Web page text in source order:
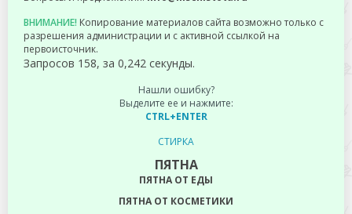
ВНИМАНИЕ! Копирование материалов сайта возможно только с
разрешения администрации и с активной ссылкой на
первоисточник.
Запросов 158, за 0,242 секунды.
Нашли ошибку?
Выделите ее и нажмите:
CTRL+ENTER
СТИРКА
ПЯТНА
ПЯТНА ОТ ЕДЫ
ПЯТНА ОТ КОСМЕТИКИ